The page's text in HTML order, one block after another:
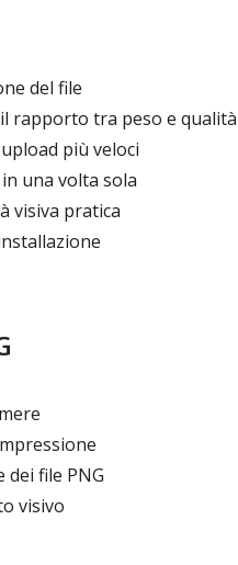
del file
rapporto tra peso e qualità
più veloci
una volta sola
visiva pratica
file PNG
visivo